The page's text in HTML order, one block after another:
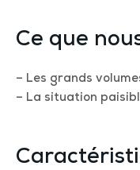
Ce que
– Les grands
– La situation